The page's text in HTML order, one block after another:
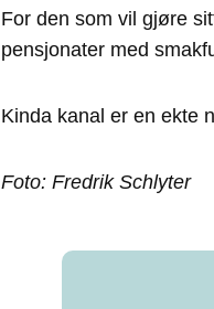
For den som vil gjøre
pensjonater med
Kinda kanal er en ekte
Foto: Fredrik Schlyter